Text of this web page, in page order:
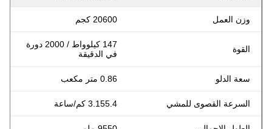
وزن العمل 20600 كجم
القوة
147 كيلوواط / 2000 دورة
في الدقيقة
سعة الدلو 0.86 متر مكعب
السرعة القصوى للمشي 3.155.4 كم/ساعة